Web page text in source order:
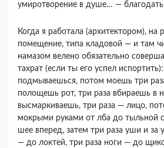
умиротворение в душе… —
Когда я работала (архитектором), на
помещение, типа кладовой — и там
намазом велено обязательно
тахрат (если ты его успел
подмываешься, потом моешь три
полощешь рот, три раза вбираешь в
высмаркиваешь, три раза — лицо,
мокрыми руками от лба до тыльной
шее вперед, затем три раза уши и за
— до локтей, три раза ноги — до